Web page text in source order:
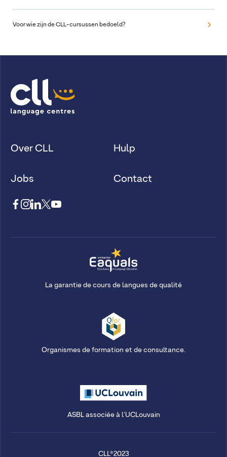
Voor wie zijn de CLL-cursussen bedoeld?
Over CLL
Jobs
Hulp
Contact
La garantie de cours de langues de qualité
Organismes de formation et de consultance.
ASBL associée à l'UCLouvain
CLL®2023